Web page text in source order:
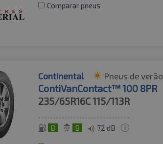
Comparar pneus
Continental Pneus de verão
ContiVanContact™ 100 8PR
235/65R16C115/113R
B B 72 dB